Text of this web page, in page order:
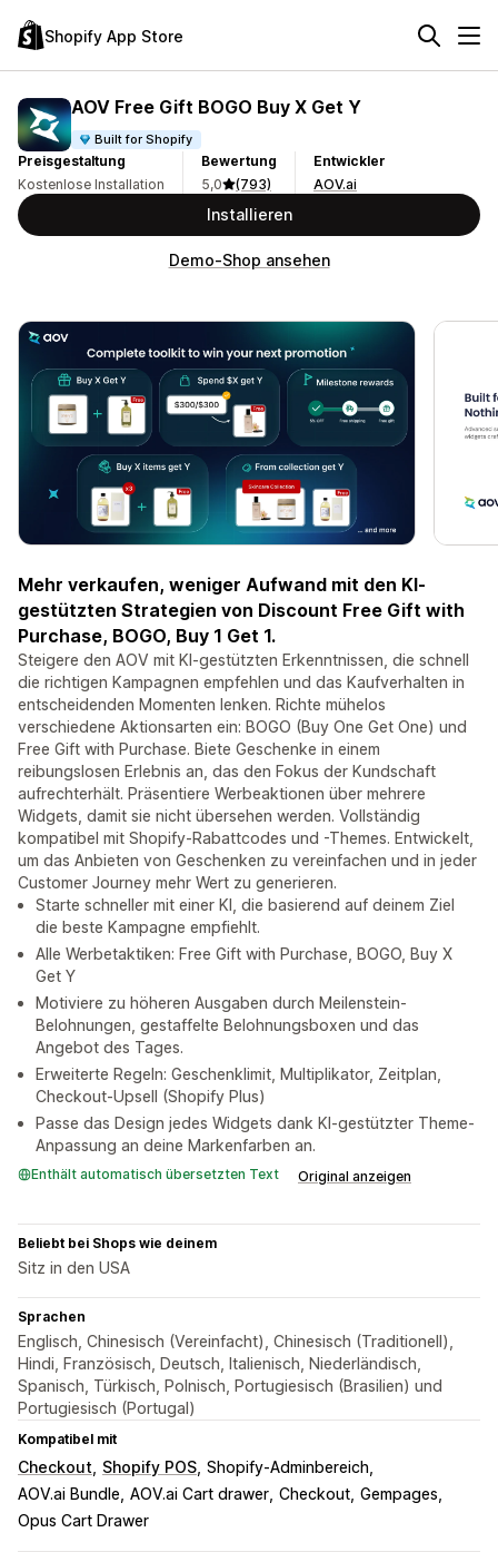
Shopify App Store
AOV Free Gift BOGO Buy X Get Y
Built for Shopify
Preisgestaltung
Kostenlose Installation
Bewertung
5,0
(793)
Entwickler
AOV.ai
Installieren
Demo-Shop ansehen
Mehr verkaufen, weniger Aufwand mit den KI-
gestützten Strategien von Discount Free Gift with
Purchase, BOGO, Buy 1 Get 1.
Steigere den AOV mit KI-gestützten Erkenntnissen, die schnell
die richtigen Kampagnen empfehlen und das Kaufverhalten in
entscheidenden Momenten lenken. Richte mühelos
verschiedene Aktionsarten ein: BOGO (Buy One Get One) und
Free Gift with Purchase. Biete Geschenke in einem
reibungslosen Erlebnis an, das den Fokus der Kundschaft
aufrechterhält. Präsentiere Werbeaktionen über mehrere
Widgets, damit sie nicht übersehen werden. Vollständig
kompatibel mit Shopify-Rabattcodes und -Themes. Entwickelt,
um das Anbieten von Geschenken zu vereinfachen und in jeder
Customer Journey mehr Wert zu generieren.
Starte schneller mit einer KI, die basierend auf deinem Ziel
die beste Kampagne empfiehlt.
Alle Werbetaktiken: Free Gift with Purchase, BOGO, Buy X
Get Y
Motiviere zu höheren Ausgaben durch Meilenstein-
Belohnungen, gestaffelte Belohnungsboxen und das
Angebot des Tages.
Erweiterte Regeln: Geschenklimit, Multiplikator, Zeitplan,
Checkout-Upsell (Shopify Plus)
Passe das Design jedes Widgets dank KI-gestützter Theme-
Anpassung an deine Markenfarben an.
Enthält automatisch übersetzten Text Original anzeigen
Beliebt bei Shops wie deinem
Sitz in den USA
Sprachen
Englisch, Chinesisch (Vereinfacht), Chinesisch (Traditionell),
Hindi, Französisch, Deutsch, Italienisch, Niederländisch,
Spanisch, Türkisch, Polnisch, Portugiesisch (Brasilien) und
Portugiesisch (Portugal)
Kompatibel mit
Checkout Shopify POS Shopify-Adminbereich
AOV.ai Bundle AOV.ai Cart drawer Checkout Gempages
Opus Cart Drawer